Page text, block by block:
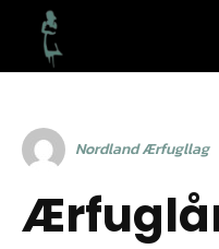
Nordland Ærfugllag